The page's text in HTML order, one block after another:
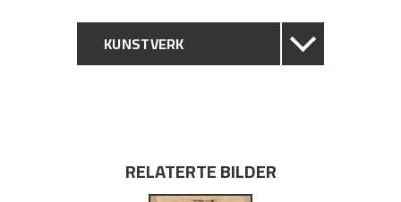
KUNSTVERK
PROVENIENS
RELATERTE BILDER